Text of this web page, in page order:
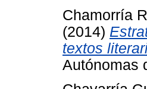
Chamorría
(2014)
textos
Autónomas